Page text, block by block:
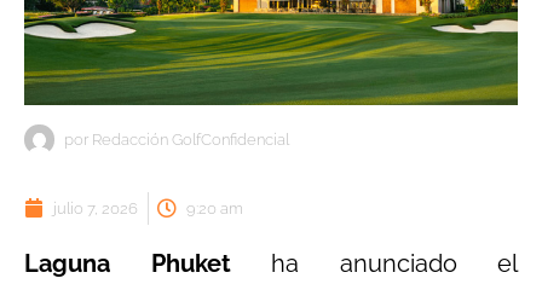
por Redacción GolfConfidencial
julio 7, 2026 9:20 am
Laguna Phuketha anunciado el